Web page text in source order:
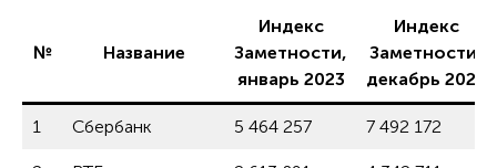
№ Название
Индекс
Заметности,
январь 2023
Индекс
Заметности,
декабрь 2022
1 Сбербанк 5 464 257 7 492 172